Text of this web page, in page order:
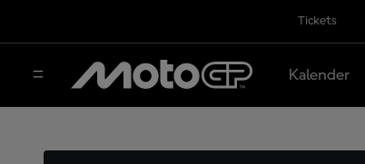
Tickets
Kalender